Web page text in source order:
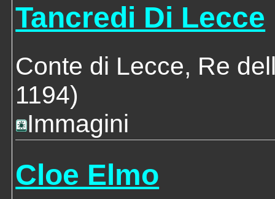
Tancredi Di Lecce
Conte di Lecce, Re
1194)
Immagini
Cloe Elmo